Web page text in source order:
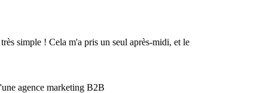
simple ! Cela m'a pris un seul après-midi, et le
agence marketing B2B